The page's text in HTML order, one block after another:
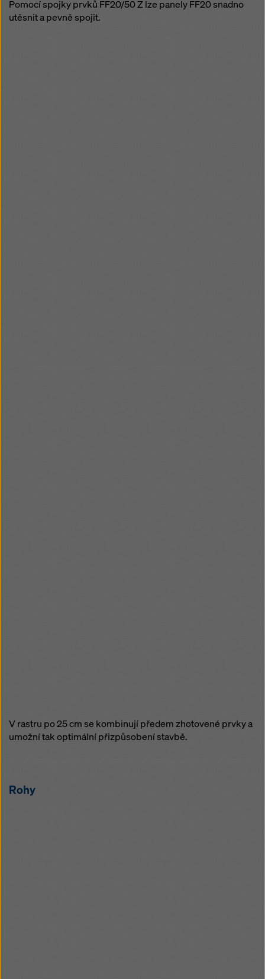
Pomocí spojky prvků FF20/50 Z lze panely FF20 snadno
utěsnit a pevně spojit.
V rastru po 25 cm se kombinují předem zhotovené prvky a
umožní tak optimální přizpůsobení stavbě.
Rohy